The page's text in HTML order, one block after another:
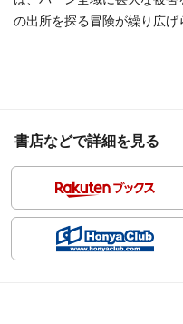
の出所を探る冒険が繰り広げ
書店などで詳細を見る